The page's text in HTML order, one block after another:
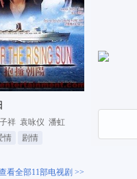
祥 袁咏仪 潘虹
情 剧情
看全部11部电视剧 >>